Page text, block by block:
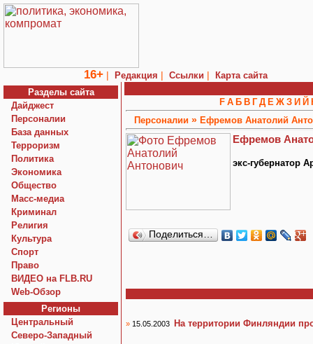
16+ | Редакция | Ссылки |
Карта сайта
Разделы сайта
Дайджест
Персоналии
База данных
Терроризм
Политика
Экономика
Общество
Macc-медиа
Криминал
Религия
Культура
Спорт
Право
ВИДЕО на FLB.RU
Web-Обзор
Регионы
Центральный
Северо-Западный
F А Б В Г Д Е Ж З И Й
Персоналии » Ефремов Анатолий
Ефремов
экс-губернатор
Поделиться…
» 15.05.2003 На территории Финляндии